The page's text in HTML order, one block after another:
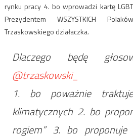
rynku pracy 4. bo wprowadzi kartę
Prezydentem WSZYSTKICH
Trzaskowskiego działaczka.
Dlaczego będę
@trzaskowski_
1. bo poważnie
klimatycznych 2. bo
rogiem” 3. bo